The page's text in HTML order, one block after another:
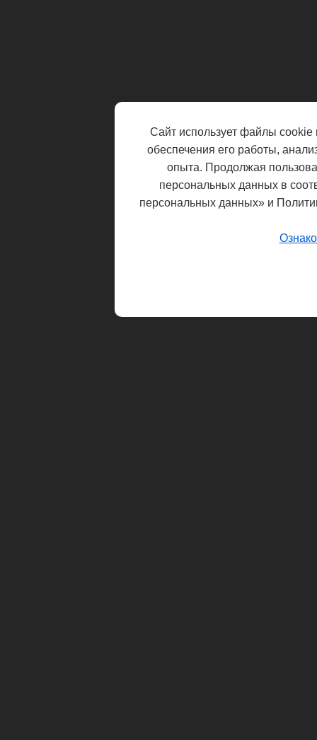
Сайт использует файлы cookie
обеспечения его работы,
опыта. Продолжая
персональных данных в
персональных данных» и